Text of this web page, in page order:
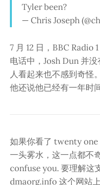
Tyler been?
— Chris Joseph
7 月 12 日，BBC Radio
电话中，Josh Dun 并
人看起来也不感到奇怪
他还说他已经有一年时
如果你看了 twenty
一头雾水，这一点都不
confuse you. 要理解这
dmaorg.info 这个网站上